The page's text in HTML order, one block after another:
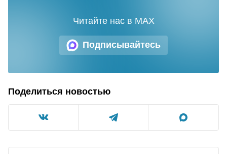
Подписывайтесь
Читайте нас в MAX
Поделиться новостью